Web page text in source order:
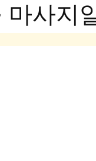
마사지